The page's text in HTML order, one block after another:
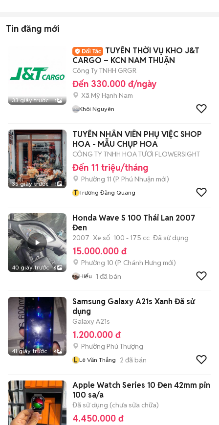
Tin đăng mới
33 giây trước 1
TUYỂN THỜI VỤ KHO J&T
CARGO – KCN NAM THUẬN
Công Ty TNHH GRGR
Đến 330.000 đ/ngày
Xã Mỹ Hạnh Nam
Khôi Nguyên
35 giây trước 1
TUYỂN NHÂN VIÊN PHỤ VIỆC SHOP
HOA - MẪU CHỤP HOA
CÔNG TY TNHH HOA TƯƠI FLOWERSIGHT
Đến 11 triệu/tháng
Phường 11 (P. Phú Nhuận mới)
T Trương Đăng Quang
40 giây trước 6
Honda Wave S 100 Thái Lan 2007
Đen
2007 Xe số 100 - 175 cc Đã sử dụng
15.000.000 đ
Phường 10 (P. Chánh Hưng mới)
Hiếu 1 đã bán
41 giây trước 4
Samsung Galaxy A21s Xanh Đã sử
dụng
Galaxy A21s
1.200.000 đ
Phường Phú Thượng
L Lê Văn Thắng 2 đã bán
Apple Watch Series 10 Đen 42mm pin
100 sa/a
Đã sử dụng (chưa sửa chữa)
4.450.000 đ